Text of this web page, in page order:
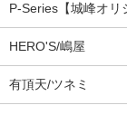
P-Series【城峰オリ
HERO'S/嶋屋
有頂天/ツネミ